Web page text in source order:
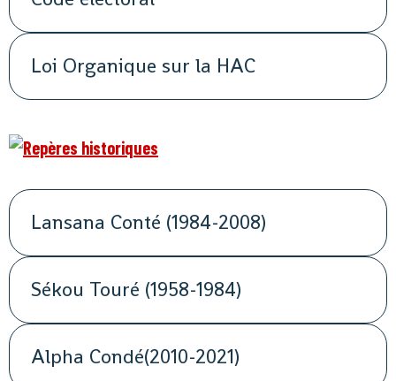
Loi Organique sur la HAC
Lansana Conté (1984-2008)
Sékou Touré (1958-1984)
Alpha Condé(2010-2021)